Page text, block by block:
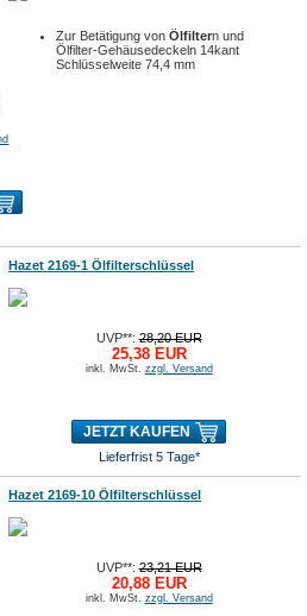
Zur Betätigung vonÖlfiltern und
Ölfilter-Gehäusedeckeln 14kant
Schlüsselweite 74,4 mm
Hazet 2169-1 Ölfilterschlüssel
UVP**:28,20 EUR
25,38 EUR
inkl. MwSt. zzgl. Versand
JETZT KAUFEN
Lieferfrist 5 Tage*
Hazet 2169-10 Ölfilterschlüssel
UVP**:23,21 EUR
20,88 EUR
inkl. MwSt. zzgl. Versand